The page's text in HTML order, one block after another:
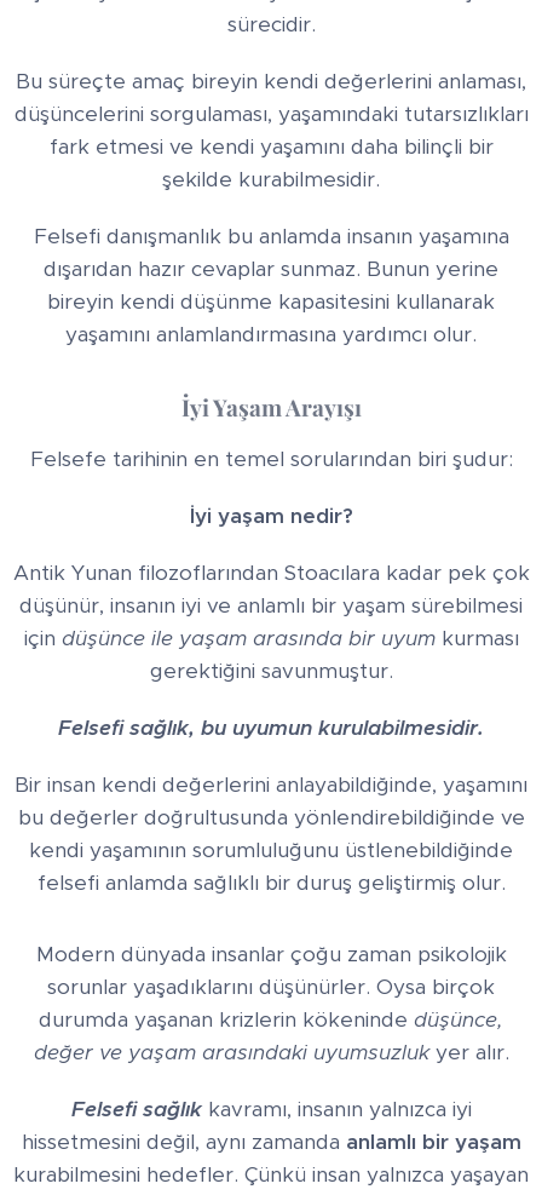
sürecidir.
Bu süreçte amaç bireyin kendi değerlerini anlaması,
düşüncelerini sorgulaması, yaşamındaki tutarsızlıkları
fark etmesi ve kendi yaşamını daha bilinçli bir
şekilde kurabilmesidir.
Felsefi danışmanlık bu anlamda insanın yaşamına
dışarıdan hazır cevaplar sunmaz. Bunun yerine
bireyin kendi düşünme kapasitesini kullanarak
yaşamını anlamlandırmasına yardımcı olur.
İyi Yaşam Arayışı
Felsefe tarihinin en temel sorularından biri şudur:
İyi yaşam nedir?
Antik Yunan filozoflarından Stoacılara kadar pek çok
düşünür, insanın iyi ve anlamlı bir yaşam sürebilmesi
için düşünce ile yaşam arasında bir uyumkurması
gerektiğini savunmuştur.
Felsefi sağlık, bu uyumun kurulabilmesidir.
Bir insan kendi değerlerini anlayabildiğinde, yaşamını
bu değerler doğrultusunda yönlendirebildiğinde ve
kendi yaşamının sorumluluğunu üstlenebildiğinde
felsefi anlamda sağlıklı bir duruş geliştirmiş olur.
Modern dünyada insanlar çoğu zaman psikolojik
sorunlar yaşadıklarını düşünürler. Oysa birçok
durumda yaşanan krizlerin kökeninde düşünce,
değer ve yaşam arasındaki uyumsuzlukyer alır.
Felsefi sağlıkkavramı, insanın yalnızca iyi
hissetmesini değil, aynı zamanda anlamlı bir yaşam
kurabilmesini hedefler. Çünkü insan yalnızca yaşayan